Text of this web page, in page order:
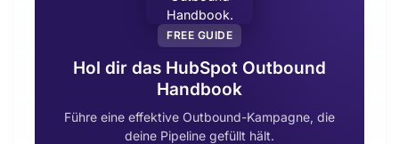
FREE GUIDE
Hol dir das HubSpot Outbound
Handbook
Führe eine effektive Outbound-Kampagne, die
deine Pipeline gefüllt hält.